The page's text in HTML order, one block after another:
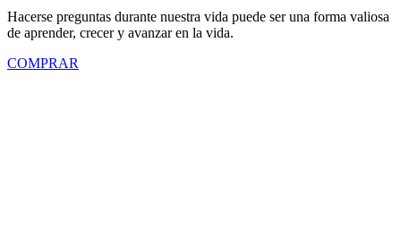
Hacerse preguntas durante nuestra vida puede ser una forma valiosa
de aprender, crecer y avanzar en la vida.
COMPRAR